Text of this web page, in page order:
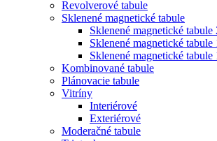
Revolverové tabule
Sklenené magnetické tabule
Sklenené magnetické
Sklenené magnetické
Sklenené magnetické
Kombinované tabule
Plánovacie tabule
Vitríny
Interiérové
Exteriérové
Moderačné tabule